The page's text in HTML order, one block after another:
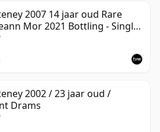
2007 14 jaar oud Rare
Mor 2021 Bottling - Single
2002 / 23 jaar oud /
Drams